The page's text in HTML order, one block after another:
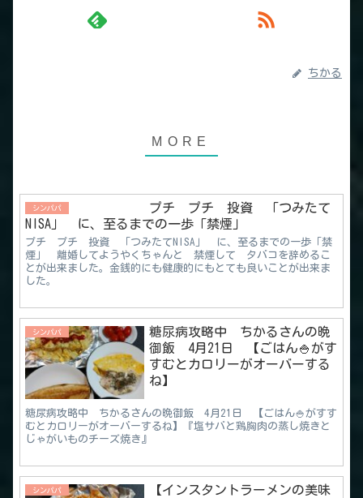
ちかる
シンパパ
プチ プチ 投資 「つみたて
NISA」 に、至るまでの一歩「禁煙」
プチ プチ 投資 「つみたてNISA」 に、至るまでの一歩「禁
煙」 離婚してようやくちゃんと 禁煙して タバコを辞めるこ
とが出来ました。金銭的にも健康的にもとても良いことが出来ま
した。
シンパパ
糖尿病攻略中 ちかるさんの晩
御飯 4月21日 【ごはん🍚がす
すむとカロリーがオーバーする
ね】
糖尿病攻略中 ちかるさんの晩御飯 4月21日 【ごはん🍚がすす
むとカロリーがオーバーするね】『塩サバと鶏胸肉の蒸し焼きと
じゃがいものチーズ焼き』
シンパパ
【インスタントラーメンの美味